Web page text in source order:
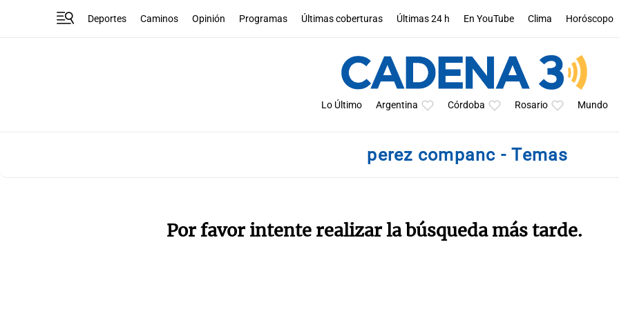
Deportes Caminos Opinión Programas Últimas coberturas Últimas 24 h En YouTube Clima Horóscopo
Lo Último Argentina Córdoba Rosario Mundo
perez companc - Temas
Por favor intente realizar la búsqueda más tarde.